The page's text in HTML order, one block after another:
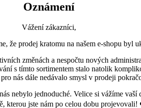
Oznámení
Vážení zákazníci,
že prodej kratomu na našem e-shopu byl
změnách a nespočtu nových
s tímto sortimentem stalo natolik
nás dále nedávalo smysl v prodeji
nebylo jednoduché. Velice si vážíme vaší
kterou jste nám po celou dobu